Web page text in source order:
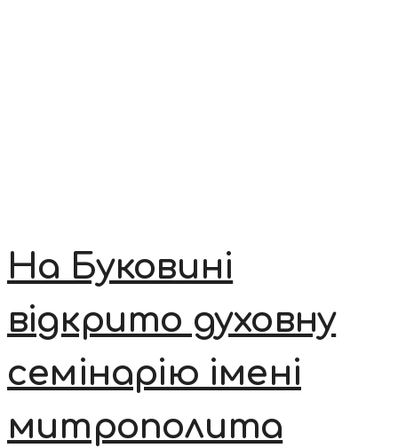
На Буковині
відкрито духовну
семінарію імені
митрополита